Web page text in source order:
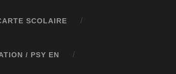
SCOLAIRE
/ PSY EN